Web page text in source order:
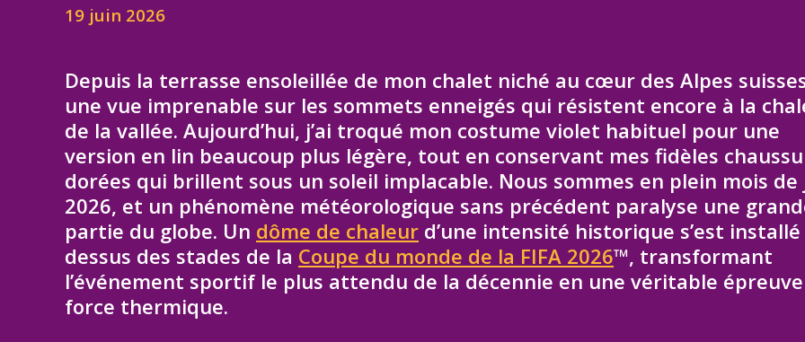
19 juin 2026
Depuis la terrasse ensoleillée de mon chalet niché au cœur des Alpes
une vue imprenable sur les sommets enneigés qui résistent encore à la
de la vallée. Aujourd’hui, j’ai troqué mon costume violet habituel pour une
version en lin beaucoup plus légère, tout en conservant mes fidèles
dorées qui brillent sous un soleil implacable. Nous sommes en plein mois de
2026, et un phénomène météorologique sans précédent paralyse une
partie du globe. Un dôme de chaleur d’une intensité historique s’est
dessus des stades de la Coupe du monde de la FIFA 2026™, transformant
l’événement sportif le plus attendu de la décennie en une véritable
force thermique.